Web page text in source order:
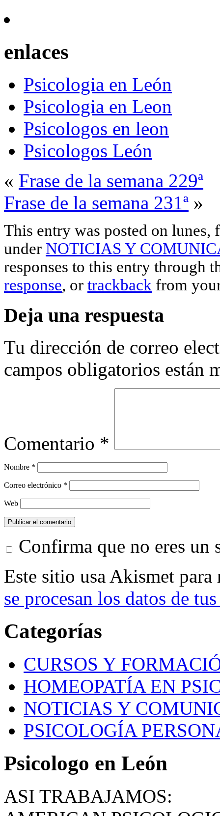
enlaces
Psicologia en León
Psicologia en Leon
Psicologos en leon
Psicologos León
« Frase de la semana 229ª
Frase de la semana 231ª »
This entry was posted on
under NOTICIAS Y
responses to this entry through
response, or trackback from
Deja una respuesta
Tu dirección de correo
campos obligatorios están
Comentario *
Nombre *
Correo electrónico *
Web
Confirma que no eres un
Este sitio usa Akismet
se procesan los datos de
Categorías
CURSOS Y
HOMEOPATÍA EN
NOTICIAS Y
PSICOLOGÍA
Psicologo en León
ASI TRABAJAMOS: